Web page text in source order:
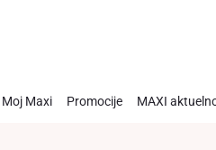
Moj Maxi Promocije MAXI